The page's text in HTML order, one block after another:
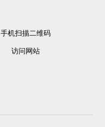
手机扫描二维码
访问网站